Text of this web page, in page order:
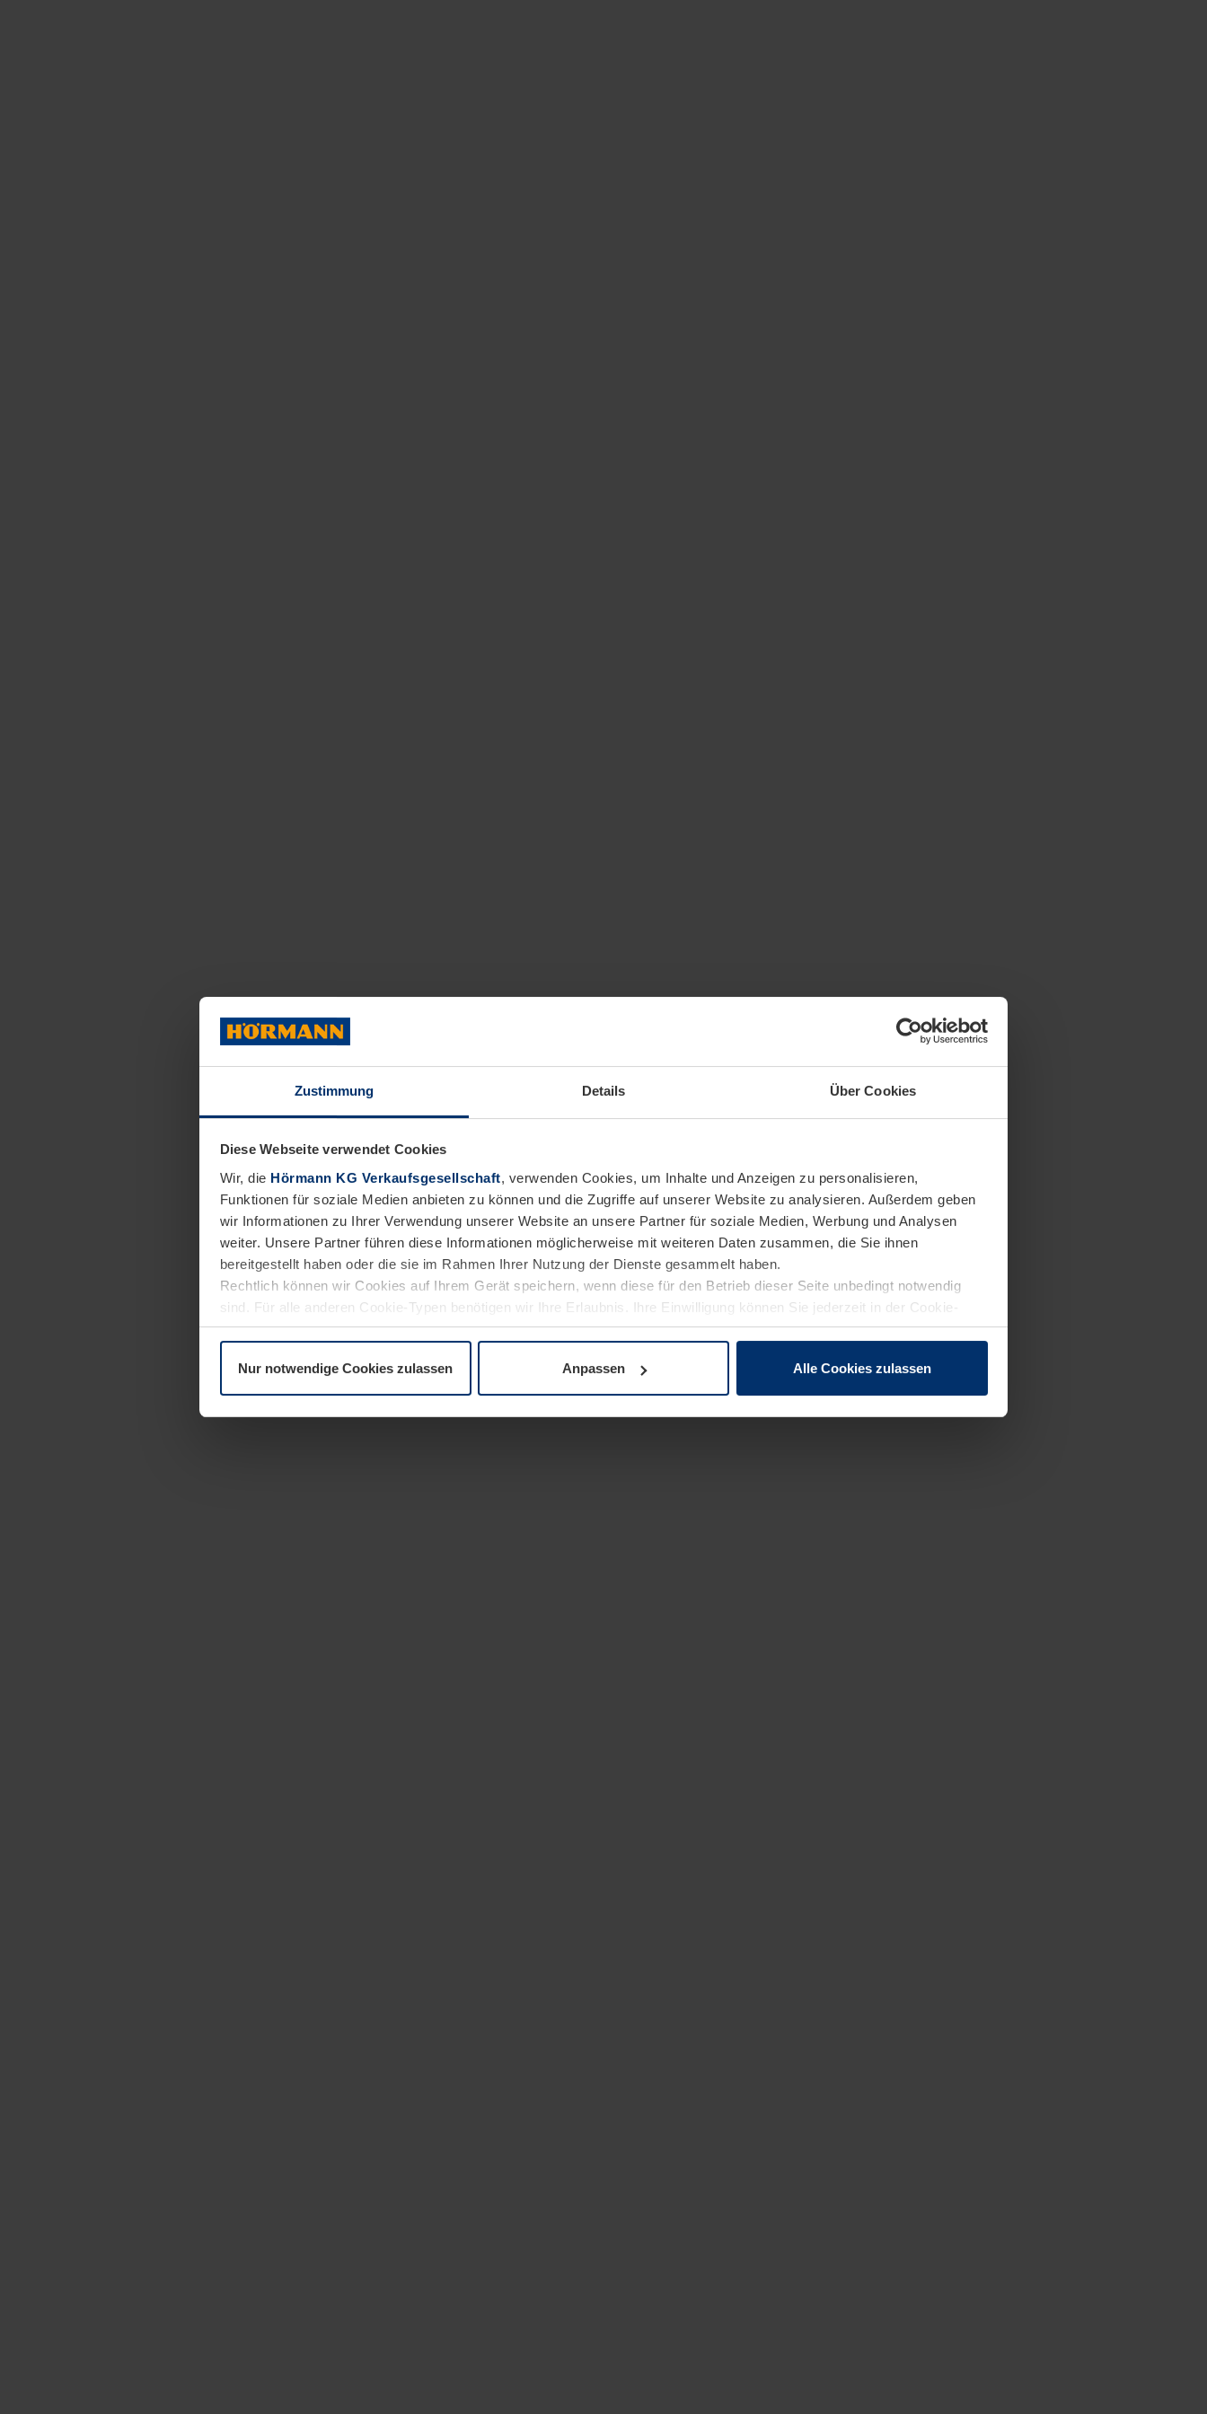
Zustimmung Details Über Cookies
Diese Webseite verwendet Cookies
Wir, die Hörmann KG Verkaufsgesellschaft, verwenden Cookies, um Inhalte und Anzeigen zu personalisieren,
Funktionen für soziale Medien anbieten zu können und die Zugriffe auf unserer Website zu analysieren. Außerdem geben
wir Informationen zu Ihrer Verwendung unserer Website an unsere Partner für soziale Medien, Werbung und Analysen
weiter. Unsere Partner führen diese Informationen möglicherweise mit weiteren Daten zusammen, die Sie ihnen
bereitgestellt haben oder die sie im Rahmen Ihrer Nutzung der Dienste gesammelt haben.
Rechtlich können wir Cookies auf Ihrem Gerät speichern, wenn diese für den Betrieb dieser Seite unbedingt notwendig
sind. Für alle anderen Cookie-Typen benötigen wir Ihre Erlaubnis. Ihre Einwilligung können Sie jederzeit in der Cookie-
Erläuterung auf der SeiteDatenschutzerklärungunserer Website ändern oder widerrufen.
Nur notwendige Cookies zulassen Anpassen Alle Cookies zulassen